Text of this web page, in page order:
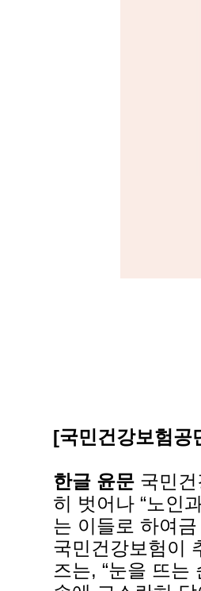
[국민건강보험공
한글 윤문 국민
히 벗어나 “노인
는 이들로 하여
국민건강보험이
즈는, “눈을 뜨